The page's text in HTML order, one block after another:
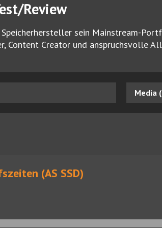
Review
sein Mainstream-
Content Creator und anspruchsvolle
Media
(AS SSD)